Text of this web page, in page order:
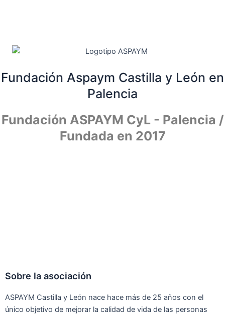
Fundación Aspaym Castilla y León en
Palencia
Fundación ASPAYM CyL - Palencia /
Fundada en 2017
Sobre la asociación
ASPAYM Castilla y León nace hace más de 25 años con el
único objetivo de mejorar la calidad de vida de las personas